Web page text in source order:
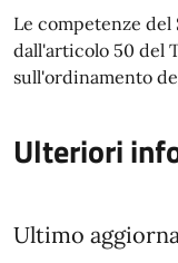
Le competenze
dall'articolo 50 del
sull'ordinamento
Ulteriori
Ultimo